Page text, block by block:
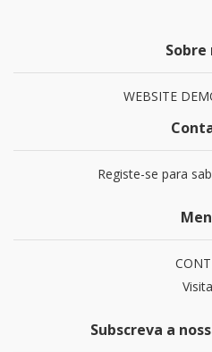
Sobre
WEBSITE
Registe-se para
Subscreva a